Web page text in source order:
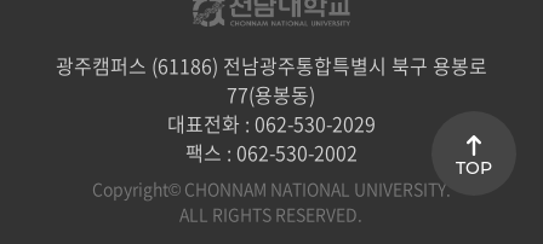
광주캠퍼스 (61186) 전남광주통합특별시 북구 용봉로
77(용봉동)
대표전화 : 062-530-2029
팩스 : 062-530-2002
Copyright© CHONNAM NATIONAL UNIVERSITY.
ALL RIGHTS RESERVED.
TOP